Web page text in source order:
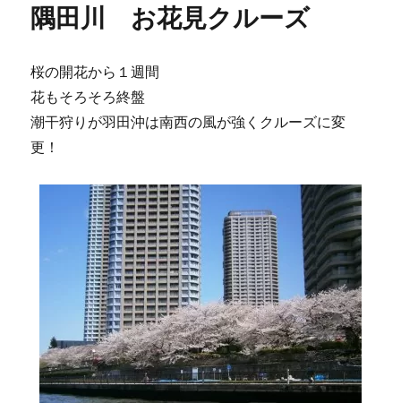
隅田川 お花見クルーズ
桜の開花から１週間
花もそろそろ終盤
潮干狩りが羽田沖は南西の風が強くクルーズに変
更！